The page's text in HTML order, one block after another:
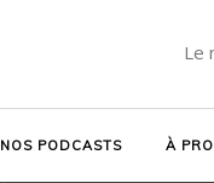
Le
NOS PODCASTS À